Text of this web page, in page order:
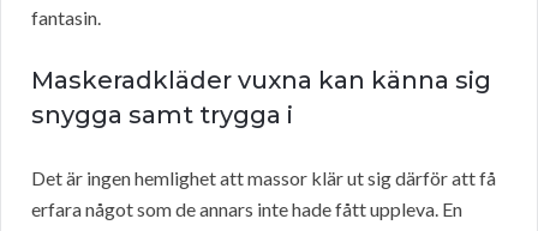
fantasin.
Maskeradkläder vuxna kan känna sig
snygga samt trygga i
Det är ingen hemlighet att massor klär ut sig därför att få
erfara något som de annars inte hade fått uppleva. En